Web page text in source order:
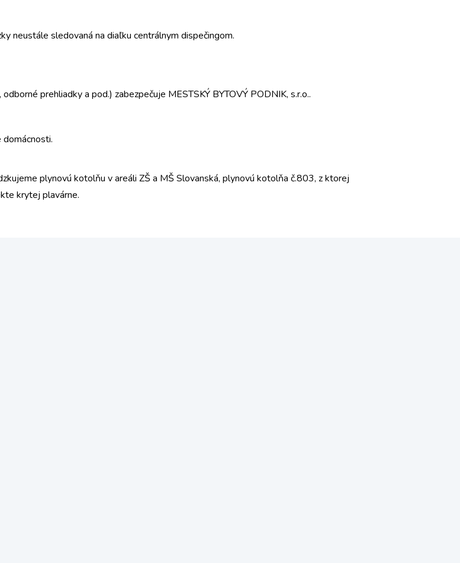
neustále sledovaná na diaľku centrálnym dispečingom.
prehliadky a pod.) zabezpečuje MESTSKÝ BYTOVÝ PODNIK, s.r.o..
domácnosti.
plynovú kotolňu v areáli ZŠ a MŠ Slovanská, plynovú kotolňa č.803, z ktorej
krytej plavárne.